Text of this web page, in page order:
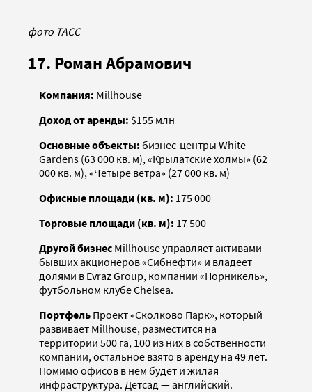
фото ТАСС
17. Роман Абрамович
Компания: Millhouse
Доход от аренды: $155 млн
Основные объекты: бизнес-центры White
Gardens (63 000 кв. м), «Крылатские холмы» (62
000 кв. м), «Четыре ветра» (27 000 кв. м)
Офисные площади (кв. м): 175 000
Торговые площади (кв. м): 17 500
Другой бизнес Millhouse управляет активами
бывших акционеров «Сибнефти» и владеет
долями в Evraz Group, компании «Норникель»,
футбольном клубе Chelsea.
Портфель Проект «Сколково Парк», который
развивает Millhouse, разместится на
территории 500 га, 100 из них в собственности
компании, остальное взято в аренду на 49 лет.
Помимо офисов в нем будет и жилая
инфраструктура. Детсад — английский.